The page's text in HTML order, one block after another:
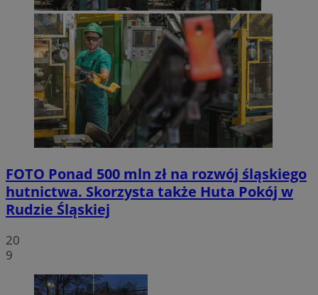
FOTO Ponad 500 mln zł na rozwój śląskiego
hutnictwa. Skorzysta także Huta Pokój w
Rudzie Śląskiej
20
9